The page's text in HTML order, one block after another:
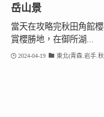
岳山景
當天在攻略完秋田角館
賞櫻勝地，在御所湖...
2024-04-19 東北(青森.岩手.